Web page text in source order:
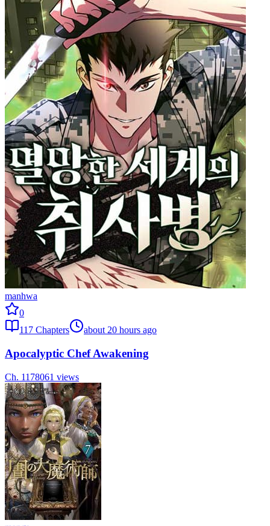
manhwa
0
117 Chapters about 20 hours ago
Apocalyptic Chef Awakening
Ch. 1178061 views